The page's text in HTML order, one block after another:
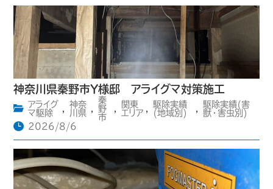
神奈川県秦野市Y様邸 アライグマ対策施工
アライグ
マ駆除
神奈
川県
秦
野
市
関東
エリア
駆除実績
(地域別)
駆除実績(害
獣・害虫別)
2026/8/6